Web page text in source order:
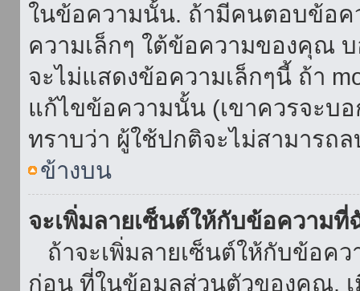
ในข้อความนั้น. ถ้ามีคนตอบข้อ
ความเล็กๆ ใต้ข้อความของคุณ
จะไม่แสดงข้อความเล็กๆนี้ ถ้า
แก้ไขข้อความนั้น (เขาควรจะบ
ทราบว่า ผู้ใช้ปกติจะไม่สามารถ
ข้างบน
จะเพิ่มลายเซ็นต์ให้กับข้อความที่
ถ้าจะเพิ่มลายเซ็นต์ให้กับข้อค
ก่อน ที่ในข้อมูลส่วนตัวของคุณ.